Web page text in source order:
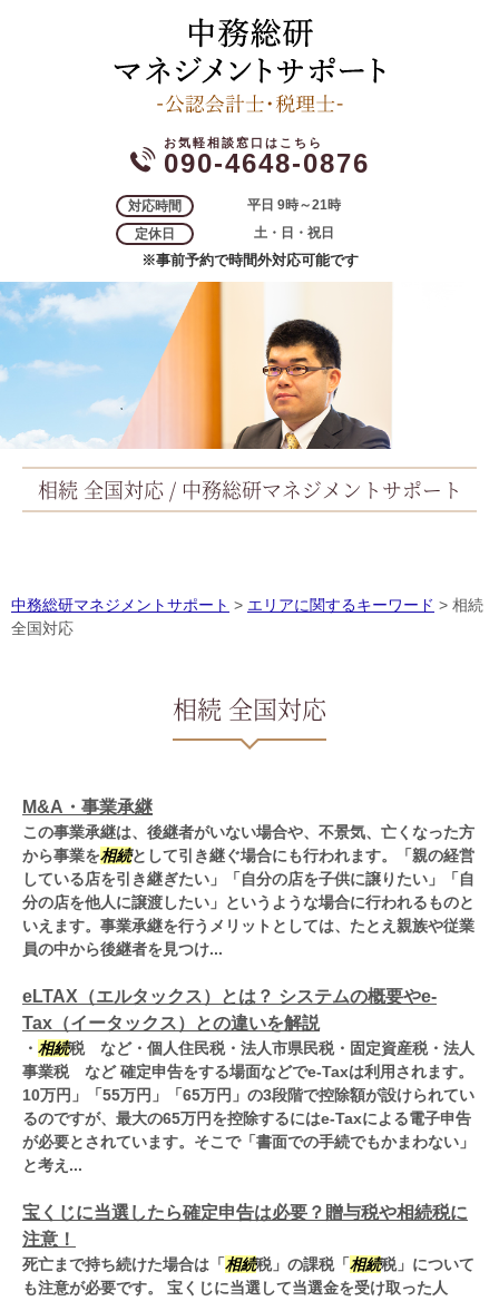
090-4648-0876
対応時間
平日 9時～21時
定休日
土・日・祝日
※事前予約で時間外対応可能です
相続 全国対応 / 中務総研マネジメントサポート
中務総研マネジメントサポート > エリアに関するキーワード > 相続
全国対応
相続 全国対応
M&A・事業承継
この事業承継は、後継者がいない場合や、不景気、亡くなった方
から事業を相続として引き継ぐ場合にも行われます。「親の経営
している店を引き継ぎたい」「自分の店を子供に譲りたい」「自
分の店を他人に譲渡したい」というような場合に行われるものと
いえます。事業承継を行うメリットとしては、たとえ親族や従業
員の中から後継者を見つけ...
eLTAX（エルタックス）とは？ システムの概要やe-
Tax（イータックス）との違いを解説
・ 相続税 など・個人住民税・法人市県民税・固定資産税・法人
事業税 など 確定申告をする場面などでe-Taxは利用されます。
10万円」「55万円」「65万円」の3段階で控除額が設けられてい
るのですが、最大の65万円を控除するにはe-Taxによる電子申告
が必要とされています。そこで「書面での手続でもかまわない」
と考え...
宝くじに当選したら確定申告は必要？贈与税や相続税に
注意！
死亡まで持ち続けた場合は「 相続税」の課税「 相続税」について
も注意が必要です。 宝くじに当選して当選金を受け取った人